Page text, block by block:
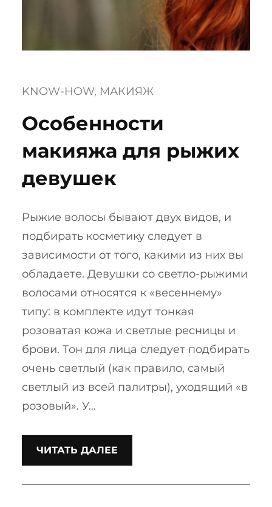
KNOW-HOW, МАКИЯЖ
Особенности
макияжа для рыжих
девушек
Рыжие волосы бывают двух видов, и
подбирать косметику следует в
зависимости от того, какими из них вы
обладаете. Девушки со светло-рыжими
волосами относятся к «весеннему»
типу: в комплекте идут тонкая
розоватая кожа и светлые ресницы и
брови. Тон для лица следует подбирать
очень светлый (как правило, самый
светлый из всей палитры), уходящий «в
розовый». У…
ЧИТАТЬ ДАЛЕЕ